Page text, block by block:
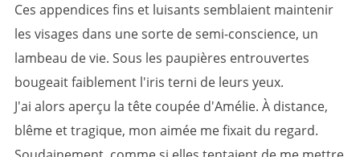
Ces appendices fins et luisants semblaient maintenir
les visages dans une sorte de semi-conscience, un
lambeau de vie. Sous les paupières entrouvertes
bougeait faiblement l'iris terni de leurs yeux.
J'ai alors aperçu la tête coupée d'Amélie. À distance,
blême et tragique, mon aimée me fixait du regard.